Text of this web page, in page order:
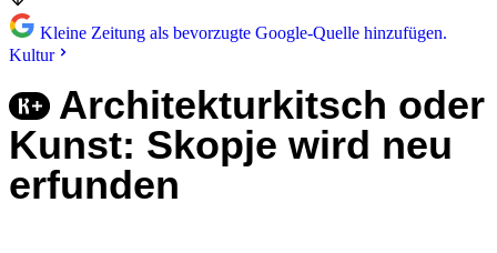
Kleine Zeitung als bevorzugte Google-Quelle hinzufügen.
Kultur
Architekturkitsch oder
Kunst: Skopje wird neu
erfunden